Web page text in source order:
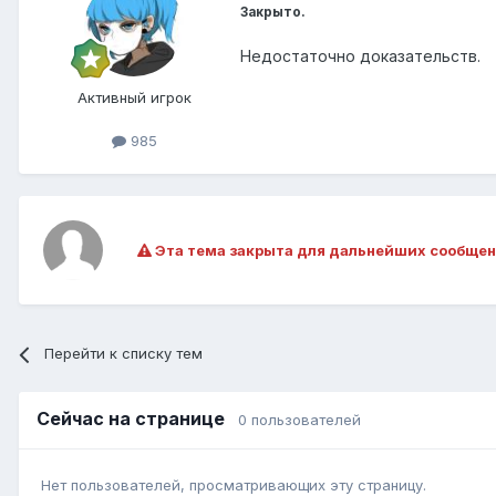
Активный игрок
985
Закрыто.
Недостаточно доказательств.
Эта тема закрыта для дальнейших
Перейти к списку тем
Сейчас на странице 0 пользователей
Нет пользователей, просматривающих эту страницу.